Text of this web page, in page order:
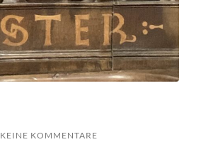
KEINE KOMMENTARE